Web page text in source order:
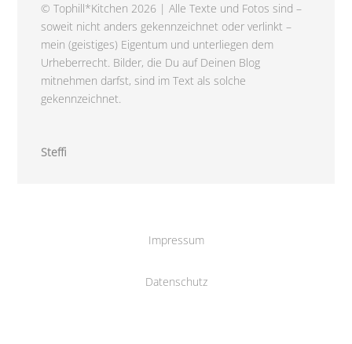
© Tophill*Kitchen 2026 | Alle Texte und Fotos sind –
soweit nicht anders gekennzeichnet oder verlinkt –
mein (geistiges) Eigentum und unterliegen dem
Urheberrecht. Bilder, die Du auf Deinen Blog
mitnehmen darfst, sind im Text als solche
gekennzeichnet.
Steffi
Impressum
Datenschutz